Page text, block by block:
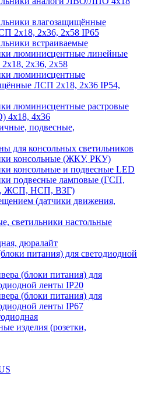
влагозащищённые
2х18, 2х36, 2х58 IP65
встраиваемые
люминисцентные линейные
2х36, 2х58
люминисцентные
ЛСП 2х18, 2х36 IP54,
люминисцентные растровые
4х36
подвесные,
для консольных светильников
консольные (ЖКУ, РКУ)
консольные и подвесные LED
подвесные ламповые (ГСП,
ЖСП, НСП, ВЗГ)
(датчики движения,
светильники настольные
дюралайт
питания) для светодиодной
(блоки питания) для
ленты IP20
(блоки питания) для
ленты IP67
изделия (розетки,